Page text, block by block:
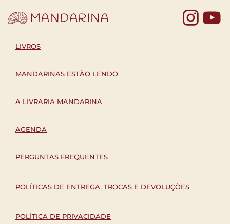
LIVROS
MANDARINAS ESTÃO LENDO
A LIVRARIA MANDARINA
AGENDA
PERGUNTAS FREQUENTES
POLÍTICAS DE ENTREGA, TROCAS E DEVOLUÇÕES
POLÍTICA DE PRIVACIDADE